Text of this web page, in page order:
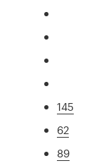
145
62
89